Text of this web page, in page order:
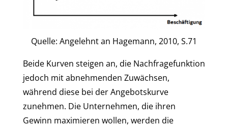
Quelle: Angelehnt an Hagemann, 2010, S.71
Beide Kurven steigen an, die Nachfragefunktion
jedoch mit abnehmenden Zuwächsen,
während diese bei der Angebotskurve
zunehmen. Die Unternehmen, die ihren
Gewinn maximieren wollen, werden die